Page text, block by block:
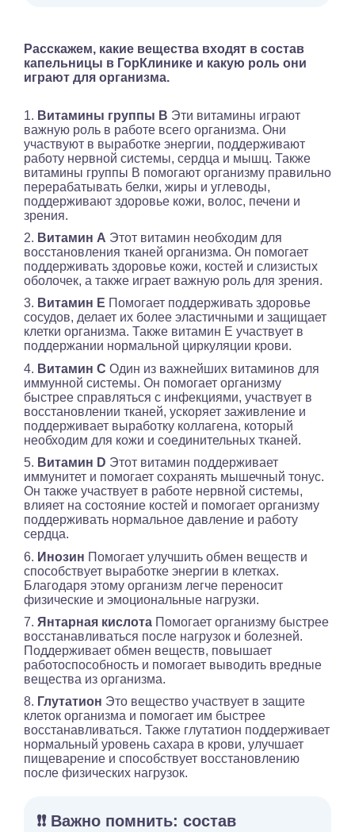
Расскажем, какие вещества входят в состав
капельницы в ГорКлинике и какую роль они
играют для организма.
1. Витамины группы В Эти витамины играют
важную роль в работе всего организма. Они
участвуют в выработке энергии, поддерживают
работу нервной системы, сердца и мышц. Также
витамины группы В помогают организму правильно
перерабатывать белки, жиры и углеводы,
поддерживают здоровье кожи, волос, печени и
зрения.
2. Витамин А Этот витамин необходим для
восстановления тканей организма. Он помогает
поддерживать здоровье кожи, костей и слизистых
оболочек, а также играет важную роль для зрения.
3. Витамин Е Помогает поддерживать здоровье
сосудов, делает их более эластичными и защищает
клетки организма. Также витамин Е участвует в
поддержании нормальной циркуляции крови.
4. Витамин С Один из важнейших витаминов для
иммунной системы. Он помогает организму
быстрее справляться с инфекциями, участвует в
восстановлении тканей, ускоряет заживление и
поддерживает выработку коллагена, который
необходим для кожи и соединительных тканей.
5. Витамин D Этот витамин поддерживает
иммунитет и помогает сохранять мышечный тонус.
Он также участвует в работе нервной системы,
влияет на состояние костей и помогает организму
поддерживать нормальное давление и работу
сердца.
6. Инозин Помогает улучшить обмен веществ и
способствует выработке энергии в клетках.
Благодаря этому организм легче переносит
физические и эмоциональные нагрузки.
7. Янтарная кислота Помогает организму быстрее
восстанавливаться после нагрузок и болезней.
Поддерживает обмен веществ, повышает
работоспособность и помогает выводить вредные
вещества из организма.
8. Глутатион Это вещество участвует в защите
клеток организма и помогает им быстрее
восстанавливаться. Также глутатион поддерживает
нормальный уровень сахара в крови, улучшает
пищеварение и способствует восстановлению
после физических нагрузок.
❗️❗️ Важно помнить: состав